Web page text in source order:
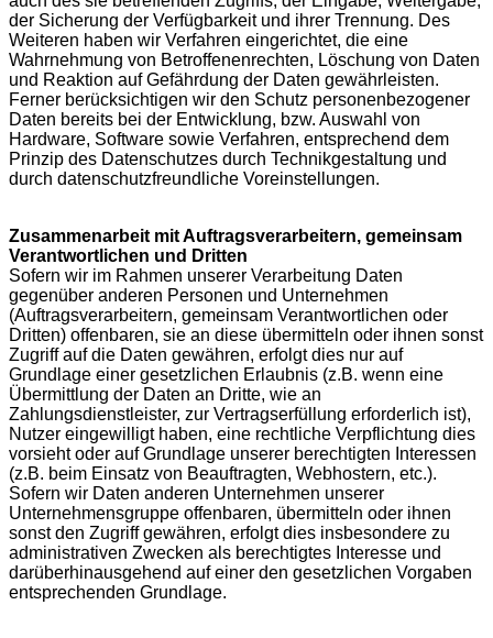
der Sicherung der Verfügbarkeit und ihrer Trennung. Des
Weiteren haben wir Verfahren eingerichtet, die eine
Wahrnehmung von Betroffenenrechten, Löschung von Daten
und Reaktion auf Gefährdung der Daten gewährleisten.
Ferner berücksichtigen wir den Schutz personenbezogener
Daten bereits bei der Entwicklung, bzw. Auswahl von
Hardware, Software sowie Verfahren, entsprechend dem
Prinzip des Datenschutzes durch Technikgestaltung und
durch datenschutzfreundliche Voreinstellungen.
Zusammenarbeit mit Auftragsverarbeitern, gemeinsam
Verantwortlichen und Dritten
Sofern wir im Rahmen unserer Verarbeitung Daten
gegenüber anderen Personen und Unternehmen
(Auftragsverarbeitern, gemeinsam Verantwortlichen oder
Dritten) offenbaren, sie an diese übermitteln oder ihnen sonst
Zugriff auf die Daten gewähren, erfolgt dies nur auf
Grundlage einer gesetzlichen Erlaubnis (z.B. wenn eine
Übermittlung der Daten an Dritte, wie an
Zahlungsdienstleister, zur Vertragserfüllung erforderlich ist),
Nutzer eingewilligt haben, eine rechtliche Verpflichtung dies
vorsieht oder auf Grundlage unserer berechtigten Interessen
(z.B. beim Einsatz von Beauftragten, Webhostern, etc.).
Sofern wir Daten anderen Unternehmen unserer
Unternehmensgruppe offenbaren, übermitteln oder ihnen
sonst den Zugriff gewähren, erfolgt dies insbesondere zu
administrativen Zwecken als berechtigtes Interesse und
darüberhinausgehend auf einer den gesetzlichen Vorgaben
entsprechenden Grundlage.